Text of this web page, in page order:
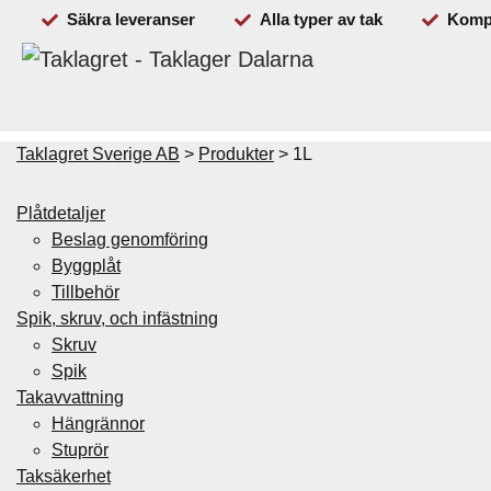
Säkra leveranser Alla typer av tak
Plåtdetaljer Spik & skruv
Taklagret Sverige AB > Produkter > 1L
Plåtdetaljer
Beslag genomföring
Byggplåt
Tillbehör
Spik, skruv, och infästning
Skruv
Spik
Takavvattning
Hängrännor
Stuprör
Taksäkerhet